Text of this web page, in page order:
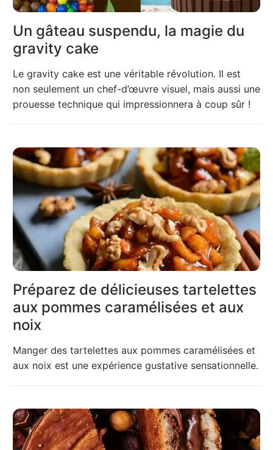
Un gâteau suspendu, la magie du
gravity cake
Le gravity cake est une véritable révolution. Il est
non seulement un chef-d’œuvre visuel, mais aussi une
prouesse technique qui impressionnera à coup sûr !
Préparez de délicieuses tartelettes
aux pommes caramélisées et aux
noix
Manger des tartelettes aux pommes caramélisées et
aux noix est une expérience gustative sensationnelle.